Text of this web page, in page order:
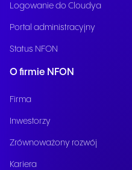
Logowanie do Cloudya
Portal administracyjny
Status NFON
O firmie NFON
Firma
Inwestorzy
Zrównoważony rozwój
Kariera